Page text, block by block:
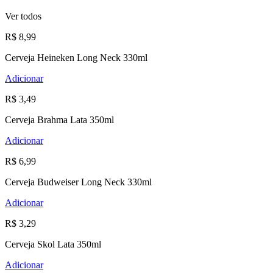
Ver todos
R$ 8,99
Cerveja Heineken Long Neck 330ml
Adicionar
R$ 3,49
Cerveja Brahma Lata 350ml
Adicionar
R$ 6,99
Cerveja Budweiser Long Neck 330ml
Adicionar
R$ 3,29
Cerveja Skol Lata 350ml
Adicionar